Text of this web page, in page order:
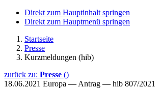
Direkt zum Hauptinhalt springen
Direkt zum Hauptmenü springen
Startseite
Presse
Kurzmeldungen (hib)
zurück zu: Presse ()
18.06.2021 Europa — Antrag — hib 807/2021